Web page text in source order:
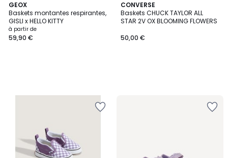
GEOX
Baskets montantes respirantes,
GISLI x HELLO KITTY
à partir de
59,90 €
CONVERSE
Baskets CHUCK TAYLOR ALL
STAR 2V OX BLOOMING FLOWERS
50,00 €